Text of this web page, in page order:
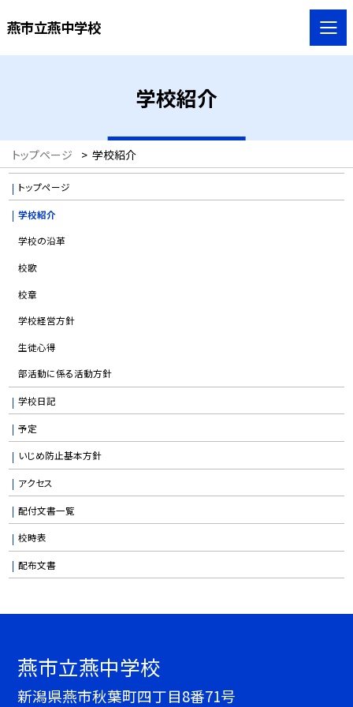
燕市立燕中学校
学校紹介
トップページ > 学校紹介
トップページ
学校紹介
学校の沿革
校歌
校章
学校経営方針
生徒心得
部活動に係る活動方針
学校日記
予定
いじめ防止基本方針
アクセス
配付文書一覧
校時表
配布文書
燕市立燕中学校
新潟県燕市秋葉町四丁目8番71号